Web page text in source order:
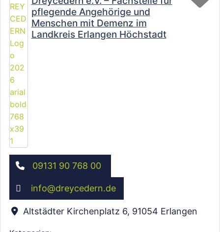
pflegende Angehörige und
Menschen mit Demenz im
Landkreis Erlangen Höchstadt
09131 90 768 00
info@dreycedern.de
Altstädter Kirchenplatz 6, 91054 Erlangen